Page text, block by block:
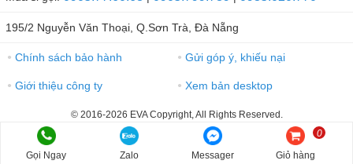
195/2 Nguyễn Văn Thoại, Q.Sơn Trà, Đà Nẵng
● Chính sách bảo hành ● Gửi góp ý, khiếu nại
● Giới thiệu công ty ● Xem bản desktop
© 2016-2026 EVA Copyright, All Rights Reserved.
Gọi Ngay Zalo Messager Giỏ hàng
0